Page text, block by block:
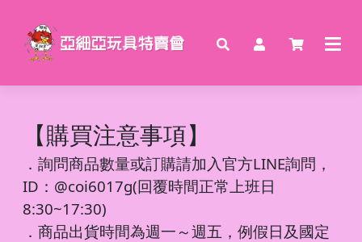
【購買注意事項】
． 詢問商品數量或訂購請加入官方LINE詢問，
ID：@coi6017g(回覆時間正常上班日
8:30~17:30)
．商品出貨時間為週一～週五，例假日及國定